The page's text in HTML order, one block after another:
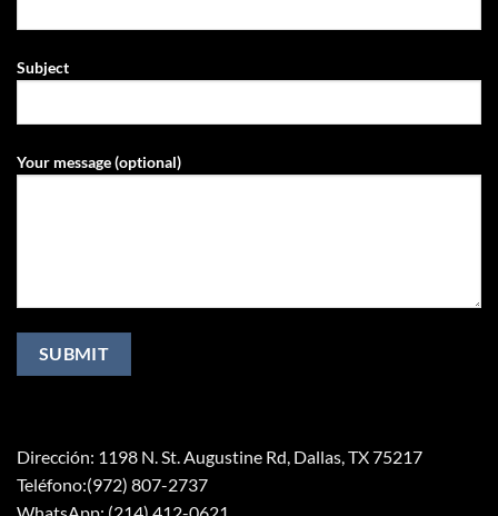
Subject
Your message (optional)
Dirección: 1198 N. St. Augustine Rd, Dallas, TX 75217
Teléfono:(972) 807-2737